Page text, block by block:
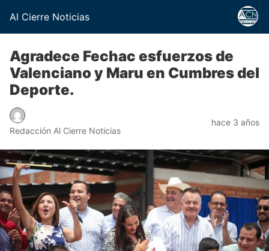
Al Cierre Noticias
Agradece Fechac esfuerzos de
Valenciano y Maru en Cumbres del
Deporte.
Redacción Al Cierre Noticias
hace 3 años